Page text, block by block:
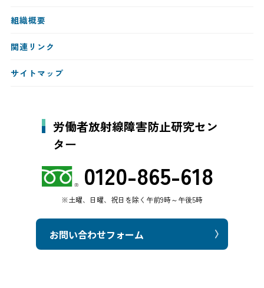
組織概要
関連リンク
サイトマップ
労働者放射線障害防止研究セン
ター
0120-865-618
※土曜、日曜、祝日を除く午前9時～午後5時
お問い合わせフォーム